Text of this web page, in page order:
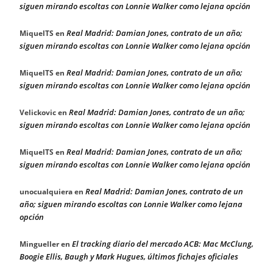
siguen mirando escoltas con Lonnie Walker como lejana opción
MiquelTS en Real Madrid: Damian Jones, contrato de un año;
siguen mirando escoltas con Lonnie Walker como lejana opción
MiquelTS en Real Madrid: Damian Jones, contrato de un año;
siguen mirando escoltas con Lonnie Walker como lejana opción
Velickovicen Real Madrid: Damian Jones, contrato de un año;
siguen mirando escoltas con Lonnie Walker como lejana opción
MiquelTS en Real Madrid: Damian Jones, contrato de un año;
siguen mirando escoltas con Lonnie Walker como lejana opción
unocualquieraen Real Madrid: Damian Jones, contrato de un
año; siguen mirando escoltas con Lonnie Walker como lejana
opción
Minguelleren El tracking diario del mercado ACB: Mac McClung,
Boogie Ellis, Baugh y Mark Hugues, últimos fichajes oficiales